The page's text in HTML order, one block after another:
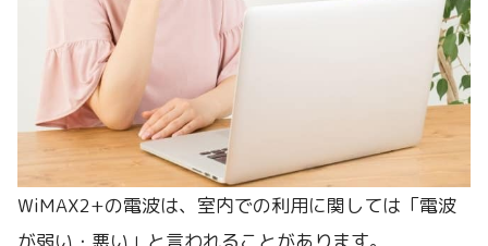
WiMAX2+の電波は、室内での利用に関しては「電波